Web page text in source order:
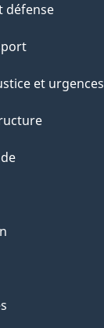
défense
et urgences